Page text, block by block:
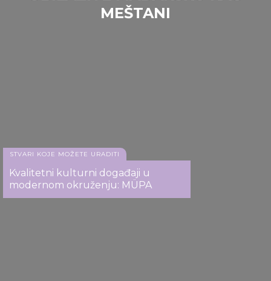
our social media, advertising and analytics partners who
may combine it with other information that you’ve
Mađarska državna opera
Mađarska državna opera
MEŠTANI
STVARI KOJE MOŽETE URADITI
Kvalitetni kulturni događaji u
modernom okruženju: MÜPA